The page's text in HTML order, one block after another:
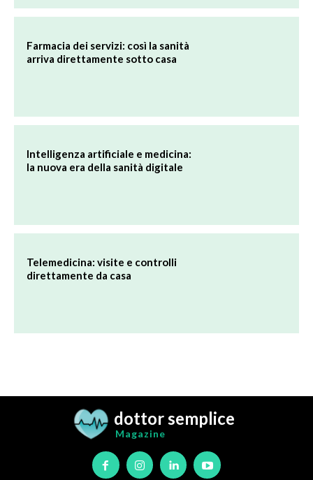
dottor semplice
Magazine